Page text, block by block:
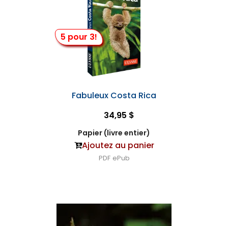
5 pour 3!
Fabuleux Costa Rica
34,95 $
Papier (livre entier)
Ajoutez au panier
PDF ePub